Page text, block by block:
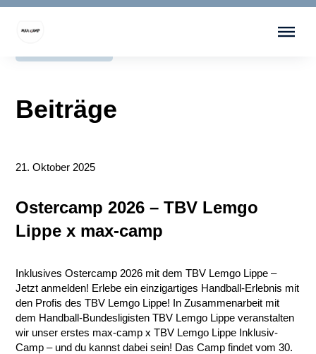
Menü überspringen
Beiträge
21. Oktober 2025
Ostercamp 2026 – TBV Lemgo
Lippe x max-camp
Inklusives Ostercamp 2026 mit dem TBV Lemgo Lippe –
Jetzt anmelden! Erlebe ein einzigartiges Handball-Erlebnis mit
den Profis des TBV Lemgo Lippe! In Zusammenarbeit mit
dem Handball-Bundesligisten TBV Lemgo Lippe veranstalten
wir unser erstes max-camp x TBV Lemgo Lippe Inklusiv-
Camp – und du kannst dabei sein! Das Camp findet vom 30.